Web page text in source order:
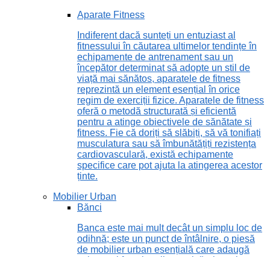
Aparate Fitness
Indiferent dacă sunteți un entuziast al
fitnessului în căutarea ultimelor tendințe în
echipamente de antrenament sau un
începător determinat să adopte un stil de
viață mai sănătos, aparatele de fitness
reprezintă un element esențial în orice
regim de exerciții fizice. Aparatele de fitness
oferă o metodă structurată și eficientă
pentru a atinge obiectivele de sănătate și
fitness. Fie că doriți să slăbiți, să vă tonifiați
musculatura sau să îmbunătățiți rezistența
cardiovasculară, există echipamente
specifice care pot ajuta la atingerea acestor
ținte.
Mobilier Urban
Bănci
Banca este mai mult decât un simplu loc de
odihnă; este un punct de întâlnire, o piesă
de mobilier urban esențială care adaugă